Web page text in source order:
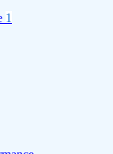
1